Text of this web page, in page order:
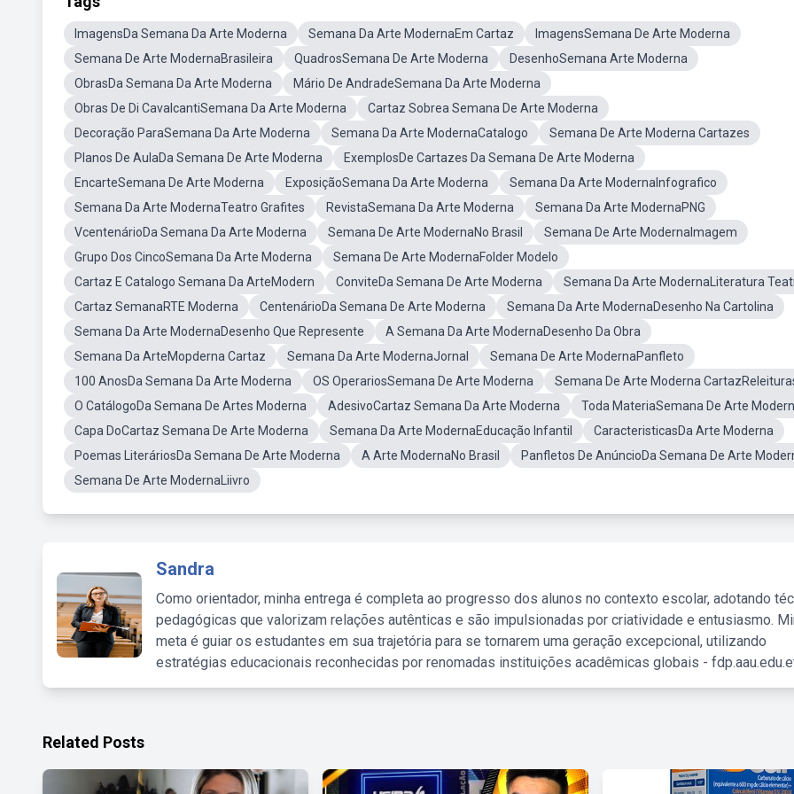
ImagensDa Semana Da Arte Moderna Semana Da Arte ModernaEm Cartaz
ImagensSemana De Arte Moderna
Semana De Arte ModernaBrasileira
QuadrosSemana De Arte Moderna
DesenhoSemana Arte Moderna
ObrasDa Semana Da Arte Moderna
Mário De AndradeSemana Da Arte Moderna
Obras De Di CavalcantiSemana Da Arte Moderna
Cartaz Sobrea Semana De Arte Moderna
Decoração ParaSemana Da Arte Moderna
Semana Da Arte ModernaCatalogo
Semana De Arte Moderna Cartazes
Planos De AulaDa Semana De Arte Moderna
ExemplosDe Cartazes Da Semana De Arte Moderna
EncarteSemana De Arte Moderna
ExposiçãoSemana Da Arte Moderna
Semana Da Arte ModernaInfografico
Semana Da Arte ModernaTeatro Grafites
RevistaSemana Da Arte Moderna
Semana Da Arte ModernaPNG
VcentenárioDa Semana Da Arte Moderna
Semana De Arte ModernaNo Brasil
Semana De Arte ModernaImagem
Grupo Dos CincoSemana Da Arte Moderna
Semana De Arte ModernaFolder Modelo
Cartaz E Catalogo Semana Da ArteModern
ConviteDa Semana De Arte Moderna
Semana Da Arte ModernaLiteratura
Cartaz SemanaRTE Moderna
CentenárioDa Semana De Arte Moderna
Semana Da Arte ModernaDesenho Na Cartolina
Semana Da Arte ModernaDesenho Que Represente
A Semana Da Arte ModernaDesenho Da Obra
Semana Da ArteMopderna Cartaz
Semana Da Arte ModernaJornal
Semana De Arte ModernaPanfleto
100 AnosDa Semana Da Arte Moderna
OS OperariosSemana De Arte Moderna
Semana De Arte Moderna
O CatálogoDa Semana De Artes Moderna
AdesivoCartaz Semana Da Arte Moderna
Toda MateriaSemana De Arte
Capa DoCartaz Semana De Arte Moderna
Semana Da Arte ModernaEducação Infantil
CaracteristicasDa Arte Moderna
Poemas LiteráriosDa Semana De Arte Moderna
A Arte ModernaNo Brasil
Panfletos De AnúncioDa Semana De Arte
Semana De Arte ModernaLiivro
Sandra
Como orientador, minha entrega é completa ao progresso dos alunos no contexto escolar, adotando
pedagógicas que valorizam relações autênticas e são impulsionadas por criatividade e entusiasmo.
meta é guiar os estudantes em sua trajetória para se tornarem uma geração excepcional, utilizando
estratégias educacionais reconhecidas por renomadas instituições acadêmicas globais -
Related Posts